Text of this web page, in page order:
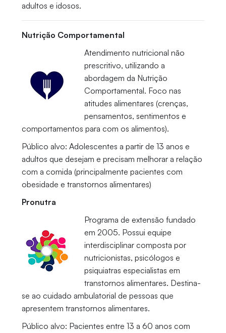
adultos e idosos.
Nutrição Comportamental
Atendimento nutricional não
prescritivo, utilizando a
abordagem da Nutrição
Comportamental. Foco nas
atitudes alimentares (crenças,
pensamentos, sentimentos e
comportamentos para com os alimentos).
Público alvo: Adolescentes a partir de 13 anos e
adultos que desejam e precisam melhorar a relação
com a comida (principalmente pacientes com
obesidade e transtornos alimentares)
Pronutra
Programa de extensão fundado
em 2005. Possui equipe
interdisciplinar composta por
nutricionistas, psicólogos e
psiquiatras especialistas em
transtornos alimentares. Destina-
se ao cuidado ambulatorial de pessoas que
apresentem transtornos alimentares.
Público alvo: Pacientes entre 13 a 60 anos com